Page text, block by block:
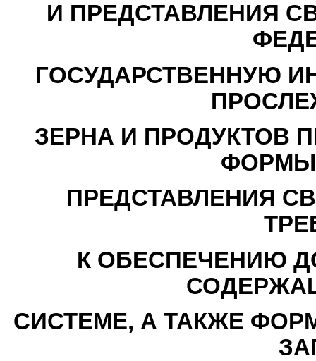
И ПРЕДСТАВЛЕНИЯ
ГОСУДАРСТВЕННУЮ
ЗЕРНА И ПРОДУКТОВ
ПРЕДСТАВЛЕНИЯ
К ОБЕСПЕЧЕНИЮ
СИСТЕМЕ, А ТАКЖЕ